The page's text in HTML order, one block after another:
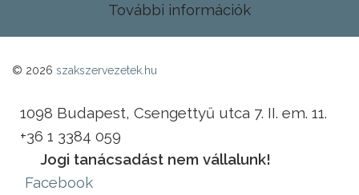
További információk
© 2026 szakszervezetek.hu
1098 Budapest, Csengettyű utca 7. II. em. 11.
+36 1 3384 059
Jogi tanácsadást nem vállalunk!
Facebook